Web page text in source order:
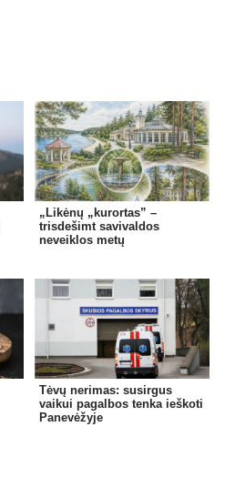
„Likėnų „kurortas” –
trisdešimt savivaldos
neveiklos metų
Tėvų nerimas: susirgus
vaikui pagalbos tenka ieškoti
Panevėžyje